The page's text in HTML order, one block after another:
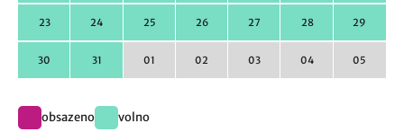
23 24 25 26 27 28 29
30 31 01 02 03 04 05
obsazeno volno